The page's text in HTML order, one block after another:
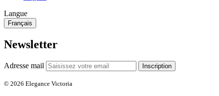
Langue
Français
Newsletter
Adresse mail Inscription
© 2026 Elegance Victoria